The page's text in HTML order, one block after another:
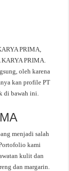
PRIMA,
KARYA PRIMA.
oleh karena
kan profile PT
di bawah ini.
menjadi salah
kami
kulit dan
dan margarin.